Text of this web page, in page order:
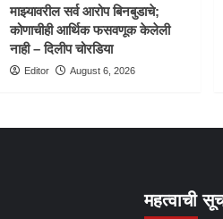
माझ्यावरील सर्व आरोप बिनबुडाचे;
कोणाचीही आर्थिक फसवणूक केलेली
नाही – दिलीप चोरडिया
Editor August 6, 2026
महत्वाची